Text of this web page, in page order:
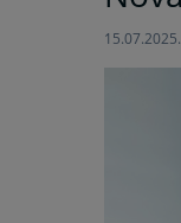
15.07.2025.